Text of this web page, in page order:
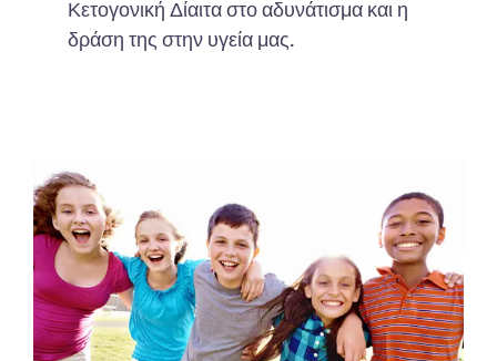
Κετογονική Δίαιτα στο αδυνάτισμα και η
δράση της στην υγεία μας.